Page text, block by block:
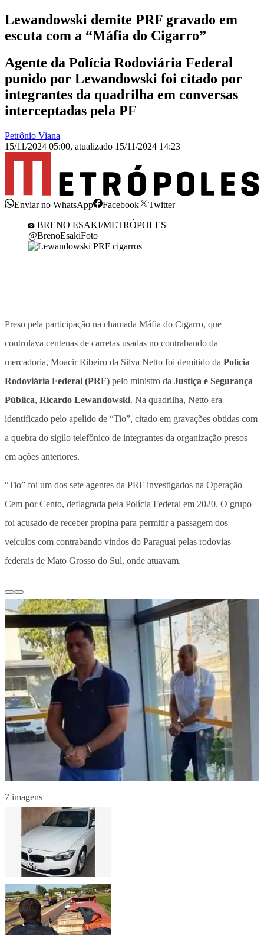
Lewandowski demite PRF gravado em
escuta com a “Máfia do Cigarro”
Agente da Polícia Rodoviária Federal
punido por Lewandowski foi citado por
integrantes da quadrilha em conversas
interceptadas pela PF
Petrônio Viana
15/11/2024 05:00, atualizado 15/11/2024 14:23
Enviar no WhatsApp Facebook
Twitter
BRENO ESAKI/METRÓPOLES
@BrenoEsakiFoto
Preso pela participação na chamada Máfia do Cigarro, que
controlava centenas de carretas usadas no contrabando da
mercadoria, Moacir Ribeiro da Silva Netto foi demitido da Polícia
Rodoviária Federal (PRF) pelo ministro da Justiça e Segurança
Pública, Ricardo Lewandowski. Na quadrilha, Netto era
identificado pelo apelido de “Tio”, citado em gravações obtidas com
a quebra do sigilo telefônico de integrantes da organização presos
em ações anteriores.
“Tio” foi um dos sete agentes da PRF investigados na Operação
Cem por Cento, deflagrada pela Polícia Federal em 2020. O grupo
foi acusado de receber propina para permitir a passagem dos
veículos com contrabando vindos do Paraguai pelas rodovias
federais de Mato Grosso do Sul, onde atuavam.
7 imagens